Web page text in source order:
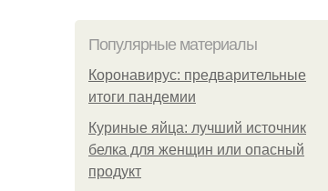
Популярные материалы
Коронавирус: предварительные
итоги пандемии
Куриные яйца: лучший источник
белка для женщин или опасный
продукт